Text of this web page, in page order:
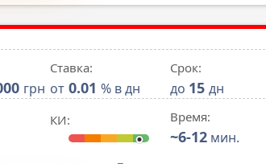
грн
Ставка:
от 0.01 % в дн
Срок:
до 15 дн
КИ: Время:
~6-12 мин.